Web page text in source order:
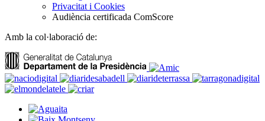
Privacitat i Cookies
Audiència certificada ComScore
Amb la col·laboració de: